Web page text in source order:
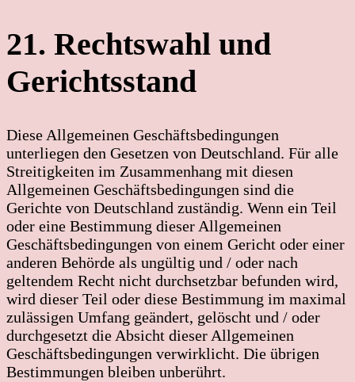
21. Rechtswahl und
Gerichtsstand
Diese Allgemeinen Geschäftsbedingungen
unterliegen den Gesetzen von Deutschland. Für alle
Streitigkeiten im Zusammenhang mit diesen
Allgemeinen Geschäftsbedingungen sind die
Gerichte von Deutschland zuständig. Wenn ein Teil
oder eine Bestimmung dieser Allgemeinen
Geschäftsbedingungen von einem Gericht oder einer
anderen Behörde als ungültig und / oder nach
geltendem Recht nicht durchsetzbar befunden wird,
wird dieser Teil oder diese Bestimmung im maximal
zulässigen Umfang geändert, gelöscht und / oder
durchgesetzt die Absicht dieser Allgemeinen
Geschäftsbedingungen verwirklicht. Die übrigen
Bestimmungen bleiben unberührt.